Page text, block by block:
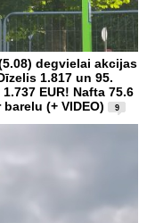
degvielai akcijas
1.817 un 95.
EUR! Nafta 75.6
barelu (+ VIDEO)
9